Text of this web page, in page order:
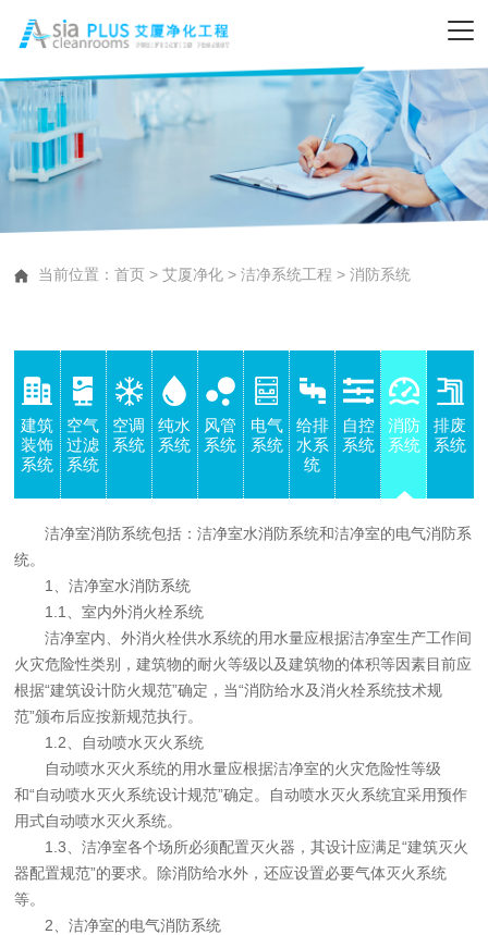
当前位置：首页 >艾厦净化 >洁净系统工程 >消防系统
建筑
装饰
系统
空气
过滤
系统
空调
系统
纯水
系统
风管
系统
电气
系统
给排
水系
统
自控
系统
消防
系统
排废
系统
洁净室消防系统包括：洁净室水消防系统和洁净室的电气消防系
统。
1、洁净室水消防系统
1.1、室内外消火栓系统
洁净室内、外消火栓供水系统的用水量应根据洁净室生产工作间
火灾危险性类别，建筑物的耐火等级以及建筑物的体积等因素目前应
根据“建筑设计防火规范”确定，当“消防给水及消火栓系统技术规
范”颁布后应按新规范执行。
1.2、自动喷水灭火系统
自动喷水灭火系统的用水量应根据洁净室的火灾危险性等级
和“自动喷水灭火系统设计规范”确定。自动喷水灭火系统宜采用预作
用式自动喷水灭火系统。
1.3、洁净室各个场所必须配置灭火器，其设计应满足“建筑灭火
器配置规范”的要求。除消防给水外，还应设置必要气体灭火系统
等。
2、洁净室的电气消防系统